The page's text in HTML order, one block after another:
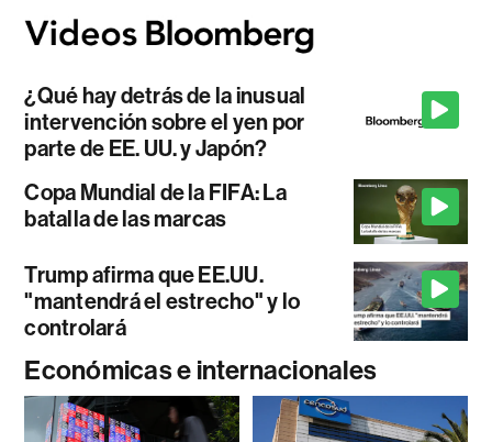
¿Qué hay detrás de la inusual
intervención sobre el yen por
parte de EE. UU. y Japón?
Copa Mundial de la FIFA: La
batalla de las marcas
Trump afirma que EE.UU.
"mantendrá el estrecho" y lo
controlará
Económicas e internacionales